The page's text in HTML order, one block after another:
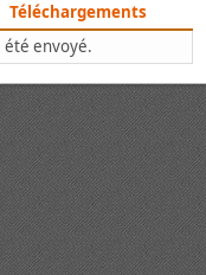
Téléchargements
été envoyé.